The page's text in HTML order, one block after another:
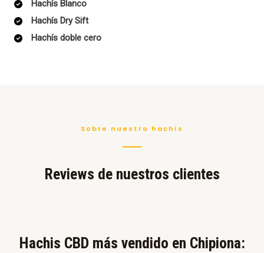
Hachís Blanco
Hachís Dry Sift
Hachís doble cero
Sobre nuestro hachís
Reviews de nuestros clientes
Hachis CBD más vendido en Chipiona:​